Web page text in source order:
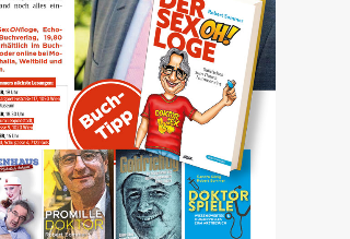
Österreich